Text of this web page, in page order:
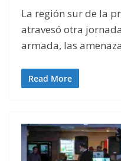
La región sur de la
atravesó otra
armada, las
Read More